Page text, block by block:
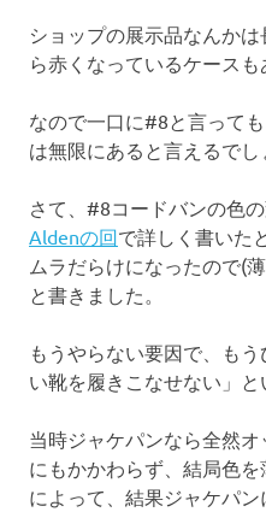
ショップの展示品なんか
ら赤くなっているケースも
なので一口に#8と言って
は無限にあると言えるでし
さて、#8コードバンの色
Aldenの回で詳しく書いた
ムラだらけになったので(
と書きました。
もうやらない要因で、も
い靴を履きこなせない」
当時ジャケパンなら全然
にもかかわらず、結局色
によって、結果ジャケパ